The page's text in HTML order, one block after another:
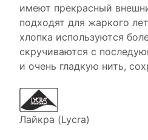
имеют прекрасный
подходят для жаркого
хлопка используются
скручиваются с
и очень гладкую нить,
Лайкра (Lycra)